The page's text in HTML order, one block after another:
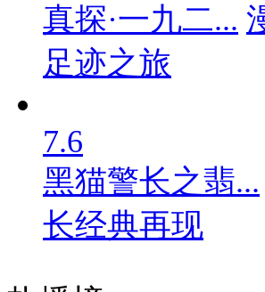
真探·一九二...
足迹之旅
7.6
黑猫警长之翡...
长经典再现